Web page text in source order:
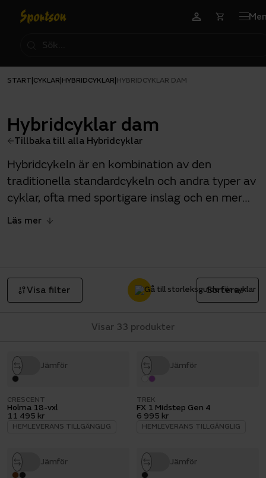
START CYKLAR HYBRIDCYKLAR HYBRIDCYKLAR DAM
Hybridcyklar dam
Tillbaka till alla Hybridcyklar
Hybridcykeln är en kombination av den
traditionella standardcykeln och andra typer av
cyklar, ofta med sportigare inslag och en mer
framåtlutad sittställning. Här hittar du
Läs mer
Visa filter Sortera
Visar 33 produkter
Jämför
CRESCENT
Holma 18-vxl
11 495 kr
HEMLEVERANS TILLGÄNGLIG
Jämför
TREK
FX 1 Midstep Gen 4
6 995 kr
HEMLEVERANS TILLGÄNGLIG
Jämför Jämför